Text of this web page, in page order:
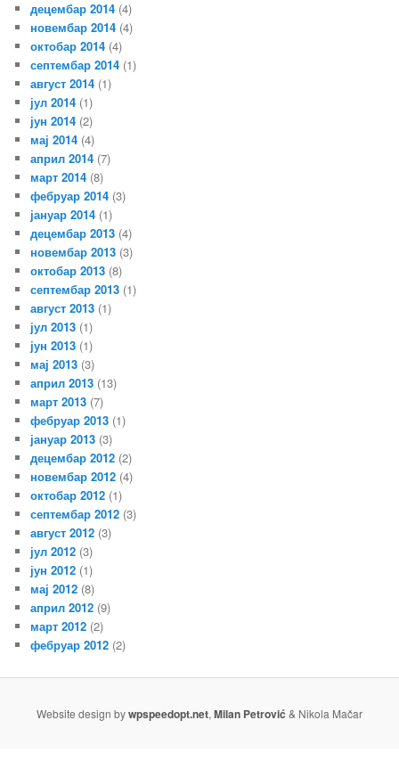
децембар 2014 (4)
новембар 2014 (4)
октобар 2014 (4)
септембар 2014 (1)
август 2014 (1)
јул 2014 (1)
јун 2014 (2)
мај 2014 (4)
април 2014 (7)
март 2014 (8)
фебруар 2014 (3)
јануар 2014 (1)
децембар 2013 (4)
новембар 2013 (3)
октобар 2013 (8)
септембар 2013 (1)
август 2013 (1)
јул 2013 (1)
јун 2013 (1)
мај 2013 (3)
април 2013 (13)
март 2013 (7)
фебруар 2013 (1)
јануар 2013 (3)
децембар 2012 (2)
новембар 2012 (4)
октобар 2012 (1)
септембар 2012 (3)
август 2012 (3)
јул 2012 (3)
јун 2012 (1)
мај 2012 (8)
април 2012 (9)
март 2012 (2)
фебруар 2012 (2)
Website design bywpspeedopt.net, Milan Petrović & Nikola Mačar